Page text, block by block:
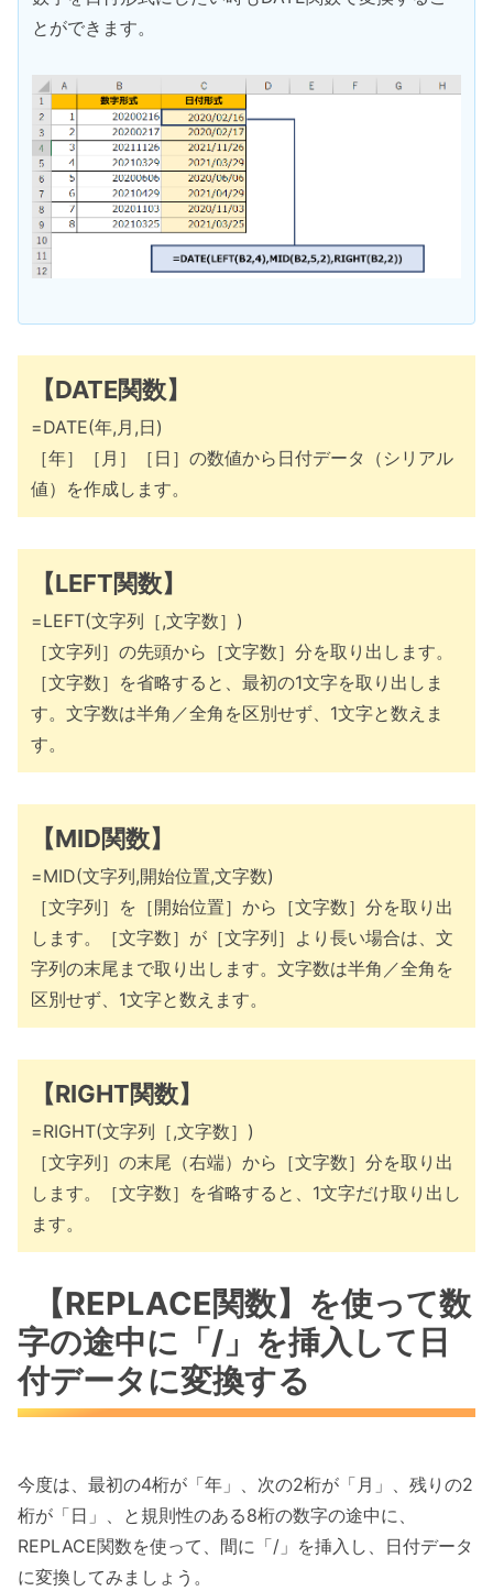
とができます。
【DATE関数】
=DATE(年,月,日)
［年］［月］［日］の数値から日付データ（シリアル
値）を作成します。
【LEFT関数】
=LEFT(文字列［,文字数］)
［文字列］の先頭から［文字数］分を取り出します。
［文字数］を省略すると、最初の1文字を取り出しま
す。文字数は半角／全角を区別せず、1文字と数えま
す。
【MID関数】
=MID(文字列,開始位置,文字数)
［文字列］を［開始位置］から［文字数］分を取り出
します。［文字数］が［文字列］より長い場合は、文
字列の末尾まで取り出します。文字数は半角／全角を
区別せず、1文字と数えます。
【RIGHT関数】
=RIGHT(文字列［,文字数］)
［文字列］の末尾（右端）から［文字数］分を取り出
します。［文字数］を省略すると、1文字だけ取り出し
ます。
【REPLACE関数】を使って数
字の途中に「/」を挿入して日
付データに変換する
今度は、最初の4桁が「年」、次の2桁が「月」、残りの2
桁が「日」、と規則性のある8桁の数字の途中に、
REPLACE関数を使って、間に「/」を挿入し、日付データ
に変換してみましょう。